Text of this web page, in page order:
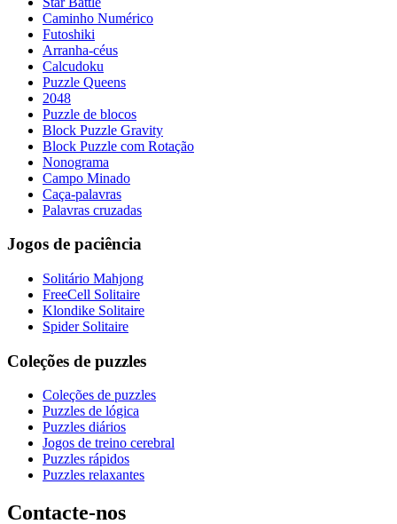
Caminho Numérico
Futoshiki
Arranha-céus
Calcudoku
Puzzle Queens
2048
Puzzle de blocos
Block Puzzle Gravity
Block Puzzle com Rotação
Nonograma
Campo Minado
Caça-palavras
Palavras cruzadas
Jogos de paciência
Solitário Mahjong
FreeCell Solitaire
Klondike Solitaire
Spider Solitaire
Coleções de puzzles
Coleções de puzzles
Puzzles de lógica
Puzzles diários
Jogos de treino cerebral
Puzzles rápidos
Puzzles relaxantes
Contacte-nos